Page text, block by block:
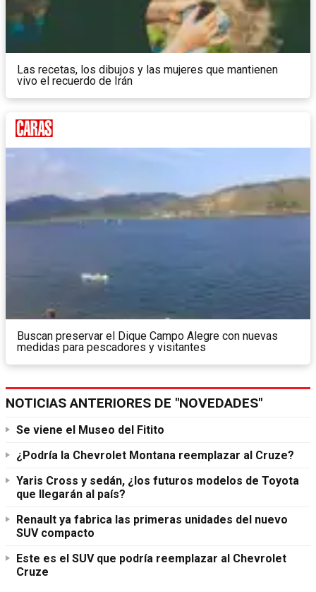
Las recetas, los dibujos y las mujeres que mantienen
vivo el recuerdo de Irán
Buscan preservar el Dique Campo Alegre con nuevas
medidas para pescadores y visitantes
NOTICIAS ANTERIORES DE "NOVEDADES"
Se viene el Museo del Fitito
¿Podría la Chevrolet Montana reemplazar al Cruze?
Yaris Cross y sedán, ¿los futuros modelos de Toyota
que llegarán al país?
Renault ya fabrica las primeras unidades del nuevo
SUV compacto
Este es el SUV que podría reemplazar al Chevrolet
Cruze